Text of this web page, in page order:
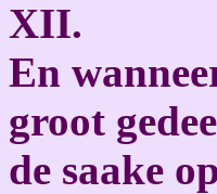
XII.
En
groot
de saake